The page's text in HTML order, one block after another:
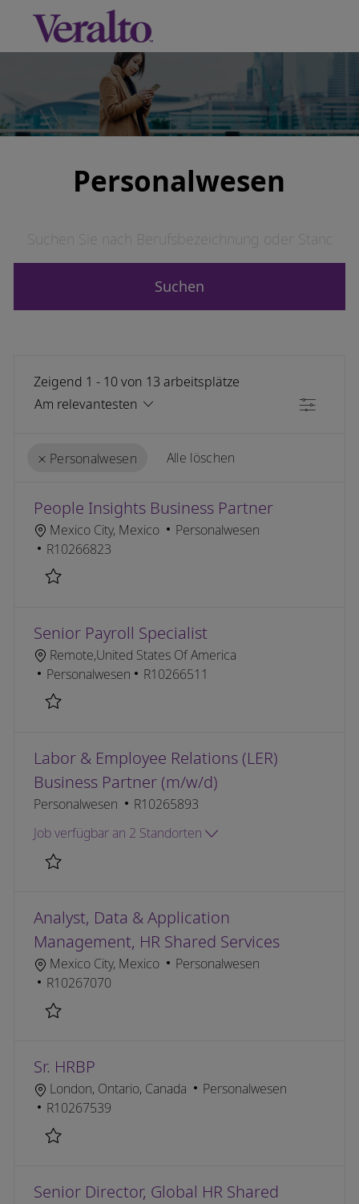
Skip to main content
Personalwesen
Suchen
Zeigend 1 - 10von 13 arbeitsplätze
Filter
Personalwesen
Alle löschen
People Insights Business Partner
OrtMexico City, Mexico Kategorie
Personalwesen
Job-ID
R10266823
Retten People Insights Business Partner R10266823
Senior Payroll Specialist
OrtRemote,United States Of America
Kategorie
Personalwesen Job-ID
R10266511
Retten Senior Payroll Specialist R10266511
Labor & Employee Relations (LER)
Business Partner (m/w/d)
Kategorie
Personalwesen Job-ID
R10265893
Job verfügbar an 2 Standorten
Retten Labor & Employee Relations (LER) Business
Analyst, Data & Application
Management, HR Shared Services
OrtMexico City, Mexico Kategorie
Personalwesen
Job-ID
R10267070
Retten Analyst, Data & Application Management, HR
Sr. HRBP
OrtLondon, Ontario, Canada Kategorie
Personalwesen
Job-ID
R10267539
Retten Sr. HRBP R10267539
Senior Director, Global HR Shared